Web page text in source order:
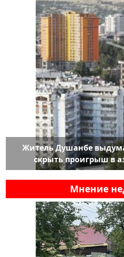
Житель Душанбе
скрыть проигрыш в
Мнение